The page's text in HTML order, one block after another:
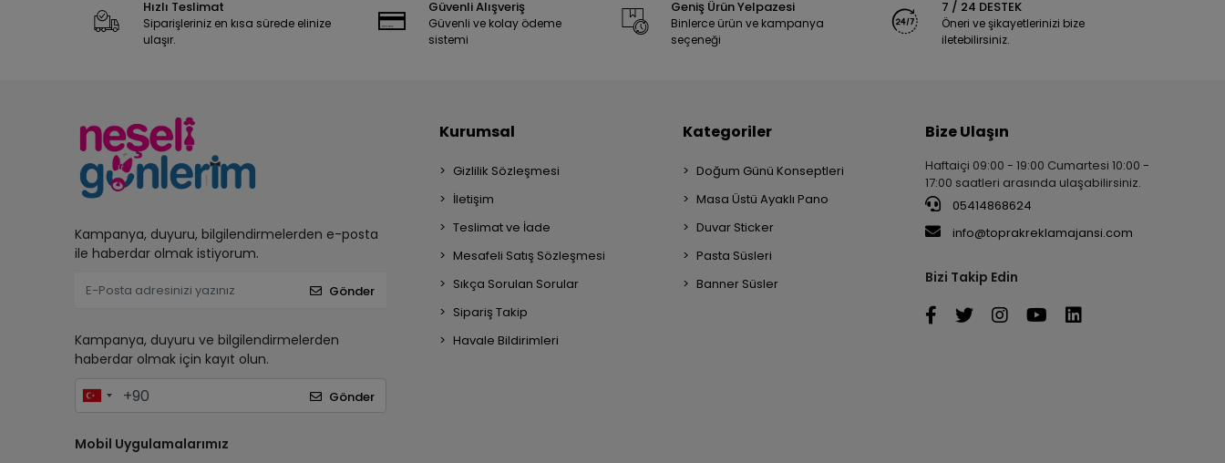
Hızlı Teslimat
Siparişleriniz en kısa sürede elinize
ulaşır.
Güvenli Alışveriş
Güvenli ve kolay ödeme
sistemi
Geniş Ürün Yelpazesi
Binlerce ürün ve kampanya
seçeneği
7 / 24 DESTEK
Öneri ve şikayetlerinizi bize
iletebilirsiniz.
Kampanya, duyuru, bilgilendirmelerden e-posta
ile haberdar olmak istiyorum.
Gönder
Kampanya, duyuru ve bilgilendirmelerden
haberdar olmak için kayıt olun.
Gönder
Mobil Uygulamalarımız
Kurumsal
Gizlilik Sözleşmesi
İletişim
Teslimat ve İade
Mesafeli Satış Sözleşmesi
Sıkça Sorulan Sorular
Sipariş Takip
Havale Bildirimleri
Kategoriler
Doğum Günü Konseptleri
Masa Üstü Ayaklı Pano
Duvar Sticker
Pasta Süsleri
Banner Süsler
Bize Ulaşın
Haftaiçi 09:00 - 19:00 Cumartesi 10:00 -
17:00 saatleri arasında ulaşabilirsiniz.
05414868624
info@toprakreklamajansi.com
Bizi Takip Edin